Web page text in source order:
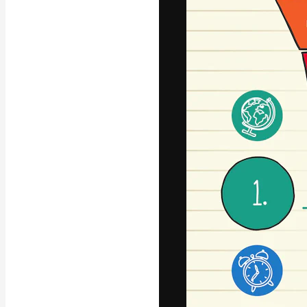
La plataforma
trabajo. Más
entre
estudios.
Español
Copyright © 2010-